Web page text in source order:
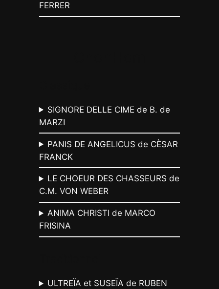
FERRER
SIGNORE DELLE CIME de B. de
MARZI
PANIS DE ANGELICUS de CÈSAR
FRANCK
LE CHOEUR DES CHASSEURS de
C.M. VON WEBER
ANIMA CHRISTI de MARCO
FRISINA
ULTREÏA et SUSEÏA de RUBEN